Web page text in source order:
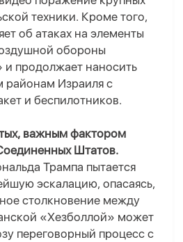
техники. Кроме того,
об атаках на элементы
обороны
продолжает наносить
районам Израиля с
и беспилотников.
важным фактором
Штатов.
Трампа пытается
эскалацию, опасаясь,
столкновение между
«Хезболлой» может
переговорный процесс с